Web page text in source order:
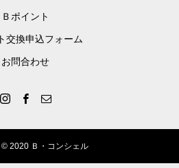
Ｂポイント
交換申込フォーム
お問合わせ
2020 Ｂ・コンシェル